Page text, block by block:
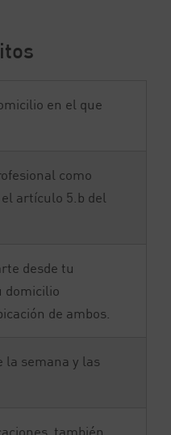
en el que
como
artículo 5.b del
desde tu
domicilio
de ambos.
la semana y las
también